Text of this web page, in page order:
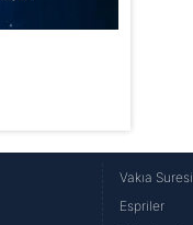
Vakıa Suresi
Espriler